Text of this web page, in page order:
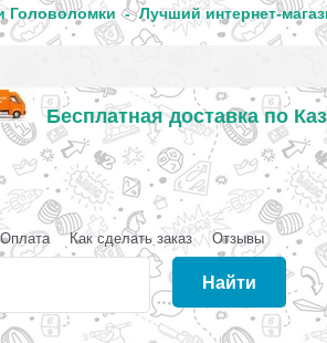
Головоломки - Лучший интернет-
Бесплатная доставка по
Оплата Как сделать заказ Отзывы
Найти